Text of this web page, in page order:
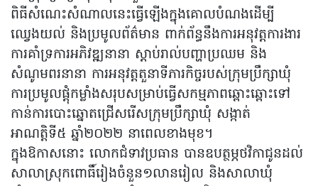
ពិធីសំណេះសំណាលនេះធ្វើឡើងក្នុងគោលបំណងដើម្បី
ឈ្វេងយល់ និងប្រមូលព័ត៌មាន ពាក់ព័ន្ធនឹងការអនុវត្តការងារ
ការគាំទ្រការអភិវឌ្ឍនានា ស្តាប់រាល់បញ្ហាប្រឈម និង
សំណូមពរនានា ការអនុវត្តតួនាទីភារកិច្ចរបស់ក្រុមប្រឹក្សាឃុំ
ការប្រមូលផ្តុំកម្លាំងសរុបសម្រាប់ធ្វើសកម្មភាពឆ្ពោះឆ្ពោះទៅ
កាន់ការបោះឆ្នោតជ្រើសរើសក្រុមប្រឹក្សាឃុំ សង្កាត់
អាណត្តិទី៥ ឆ្នាំ២០២២ នាពេលខាងមុខ។
ក្នុងឱកាសនោះ លោកជំទាវប្រធាន បានឧបត្ថម្ភថវិកាជូនដល់
សាលាស្រុកពោធិ៍រៀងចំនួន១លានរៀល និងសាលាឃុំ